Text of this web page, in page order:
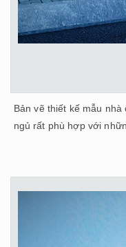
Bản vẽ thiết kế mẫu
ngủ rất phù hợp với